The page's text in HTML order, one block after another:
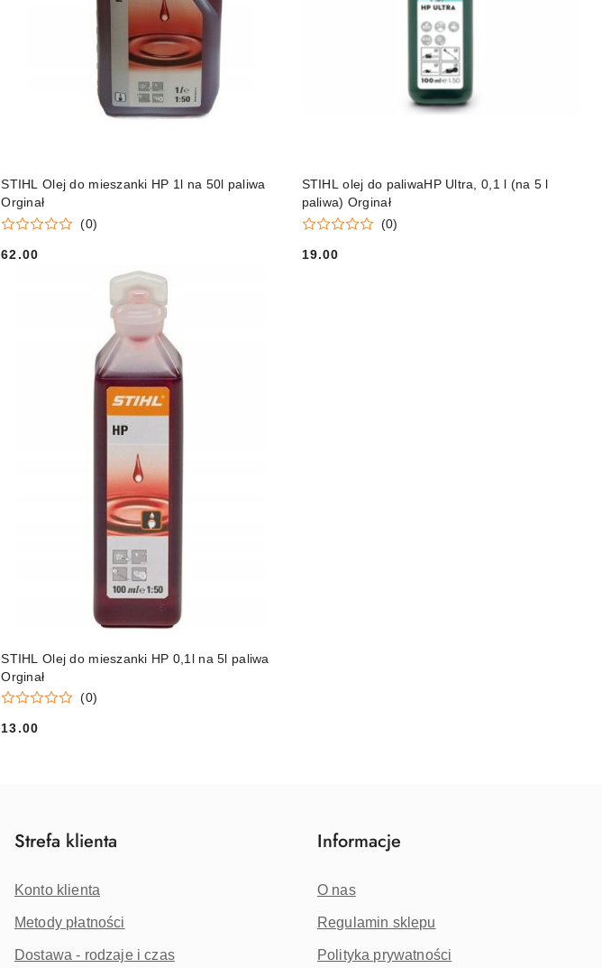
STIHL Olej do mieszanki HP 1l na 50l paliwa
Orginał
(0)
Cena:
62.00
STIHL olej do paliwaHP Ultra, 0,1 l (na 5 l
paliwa) Orginał
(0)
Cena:
19.00
STIHL Olej do mieszanki HP 0,1l na 5l paliwa
Orginał
(0)
Cena:
13.00
Strefa klienta
Konto klienta
Metody płatności
Dostawa - rodzaje i czas
Informacje
O nas
Regulamin sklepu
Polityka prywatności